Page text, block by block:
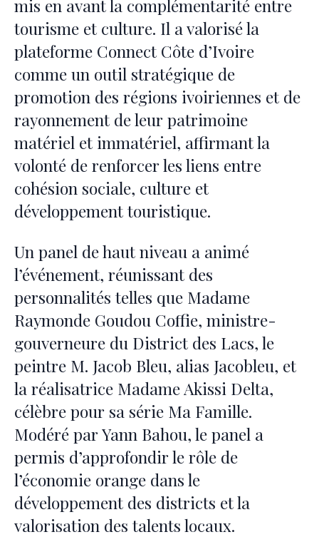
mis en avant la complémentarité entre
tourisme et culture. Il a valorisé la
plateforme Connect Côte d’Ivoire
comme un outil stratégique de
promotion des régions ivoiriennes et de
rayonnement de leur patrimoine
matériel et immatériel, affirmant la
volonté de renforcer les liens entre
cohésion sociale, culture et
développement touristique.
Un panel de haut niveau a animé
l’événement, réunissant des
personnalités telles que Madame
Raymonde Goudou Coffie, ministre-
gouverneure du District des Lacs, le
peintre M. Jacob Bleu, alias Jacobleu, et
la réalisatrice Madame Akissi Delta,
célèbre pour sa série Ma Famille.
Modéré par Yann Bahou, le panel a
permis d’approfondir le rôle de
l’économie orange dans le
développement des districts et la
valorisation des talents locaux.